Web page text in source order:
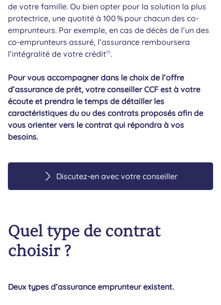
de votre famille. Ou bien opter pour la solution la plus
protectrice, une quotité à 100 % pour chacun des co-
emprunteurs. Par exemple, en cas de décès de l’un des
co-emprunteurs assuré, l’assurance remboursera
l’intégralité de votre crédit(1).
Pour vous accompagner dans le choix de l’offre
d’assurance de prêt, votre conseiller CCF est à votre
écoute et prendra le temps de détailler les
caractéristiques du ou des contrats proposés afin de
vous orienter vers le contrat qui répondra à vos
besoins.
Discutez-en avec votre conseiller
Quel type de contrat
choisir ?
Deux types d’assurance emprunteur existent.